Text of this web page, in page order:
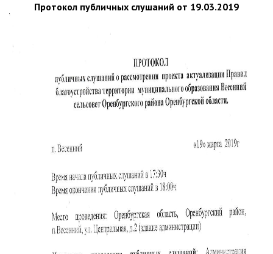
Протокол публичных слушаний от 19.03.2019